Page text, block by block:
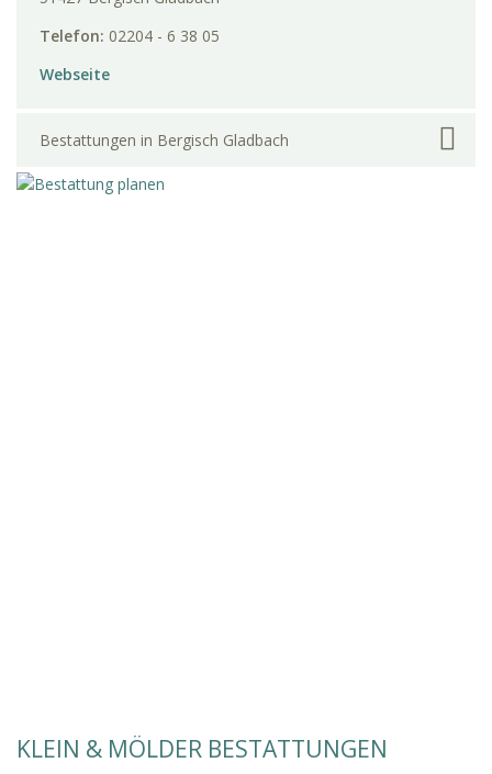
Telefon: 02204 - 6 38 05
Webseite
Bestattungen in Bergisch Gladbach
KLEIN & MÖLDER BESTATTUNGEN